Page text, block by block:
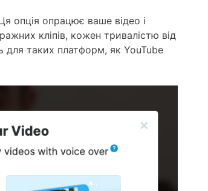
опція опрацює ваше відео і
кліпів, кожен тривалістю від
для таких платформ, як YouTube